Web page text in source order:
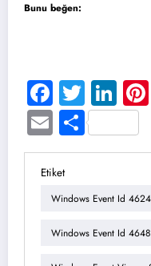
Bunu beğen:
Facebook
Twitter
EmailShare
Etiket
Windows Event Id 4624
Windows Event Id 4648